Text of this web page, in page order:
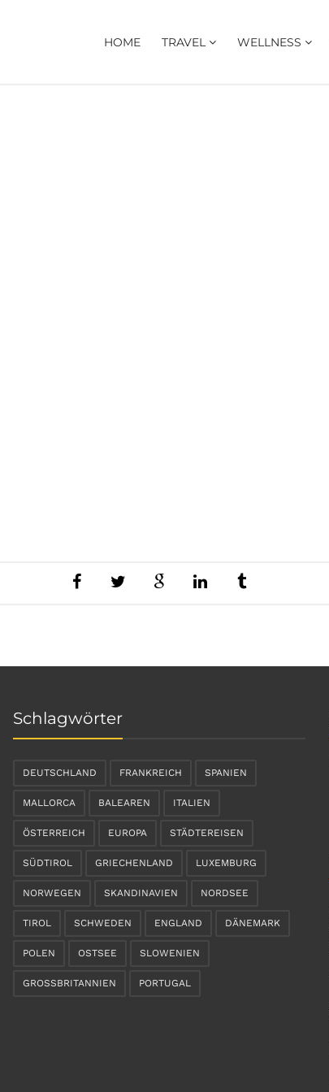
HOME TRAVEL WELLNESS
Schlagwörter
DEUTSCHLAND FRANKREICH SPANIEN
MALLORCA BALEAREN ITALIEN
ÖSTERREICH EUROPA STÄDTEREISEN
SÜDTIROL GRIECHENLAND LUXEMBURG
NORWEGEN SKANDINAVIEN NORDSEE
TIROL SCHWEDEN ENGLAND DÄNEMARK
POLEN OSTSEE SLOWENIEN
GROSSBRITANNIEN PORTUGAL